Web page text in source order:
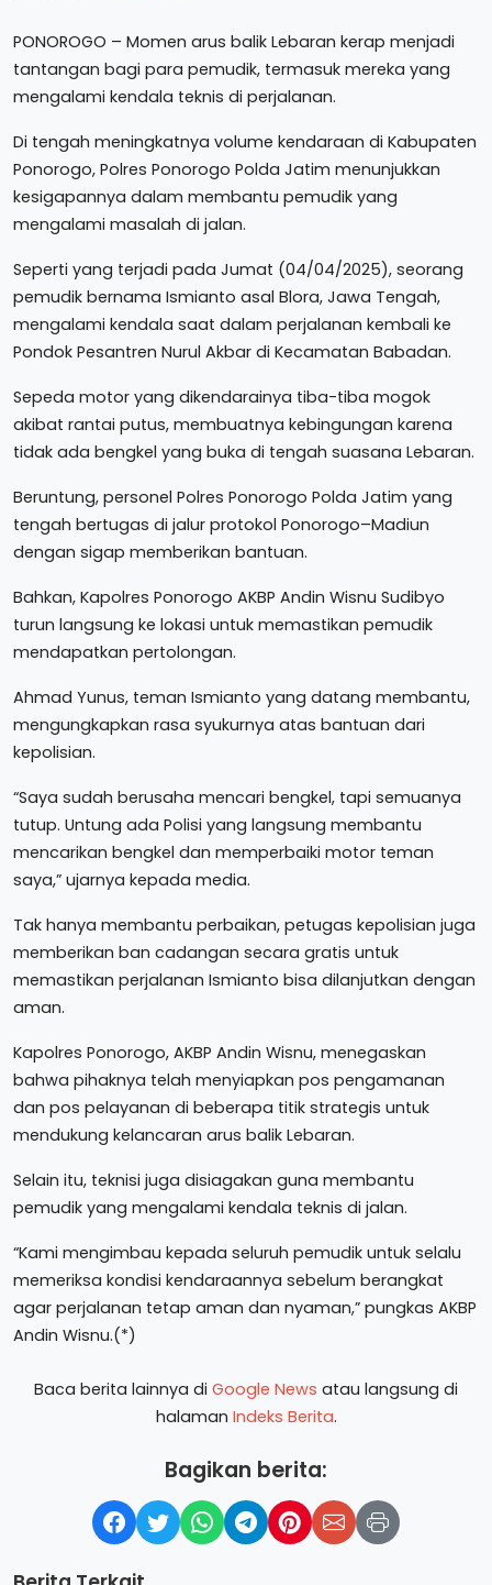
PONOROGO – Momen arus balik Lebaran kerap menjadi
tantangan bagi para pemudik, termasuk mereka yang
mengalami kendala teknis di perjalanan.
Di tengah meningkatnya volume kendaraan di Kabupaten
Ponorogo, Polres Ponorogo Polda Jatim menunjukkan
kesigapannya dalam membantu pemudik yang
mengalami masalah di jalan.
Seperti yang terjadi pada Jumat (04/04/2025), seorang
pemudik bernama Ismianto asal Blora, Jawa Tengah,
mengalami kendala saat dalam perjalanan kembali ke
Pondok Pesantren Nurul Akbar di Kecamatan Babadan.
Sepeda motor yang dikendarainya tiba-tiba mogok
akibat rantai putus, membuatnya kebingungan karena
tidak ada bengkel yang buka di tengah suasana Lebaran.
Beruntung, personel Polres Ponorogo Polda Jatim yang
tengah bertugas di jalur protokol Ponorogo–Madiun
dengan sigap memberikan bantuan.
Bahkan, Kapolres Ponorogo AKBP Andin Wisnu Sudibyo
turun langsung ke lokasi untuk memastikan pemudik
mendapatkan pertolongan.
Ahmad Yunus, teman Ismianto yang datang membantu,
mengungkapkan rasa syukurnya atas bantuan dari
kepolisian.
“Saya sudah berusaha mencari bengkel, tapi semuanya
tutup. Untung ada Polisi yang langsung membantu
mencarikan bengkel dan memperbaiki motor teman
saya,” ujarnya kepada media.
Tak hanya membantu perbaikan, petugas kepolisian juga
memberikan ban cadangan secara gratis untuk
memastikan perjalanan Ismianto bisa dilanjutkan dengan
aman.
Kapolres Ponorogo, AKBP Andin Wisnu, menegaskan
bahwa pihaknya telah menyiapkan pos pengamanan
dan pos pelayanan di beberapa titik strategis untuk
mendukung kelancaran arus balik Lebaran.
Selain itu, teknisi juga disiagakan guna membantu
pemudik yang mengalami kendala teknis di jalan.
“Kami mengimbau kepada seluruh pemudik untuk selalu
memeriksa kondisi kendaraannya sebelum berangkat
agar perjalanan tetap aman dan nyaman,” pungkas AKBP
Andin Wisnu.(*)
Baca berita lainnya di Google News atau langsung di
halaman Indeks Berita.
Bagikan berita: